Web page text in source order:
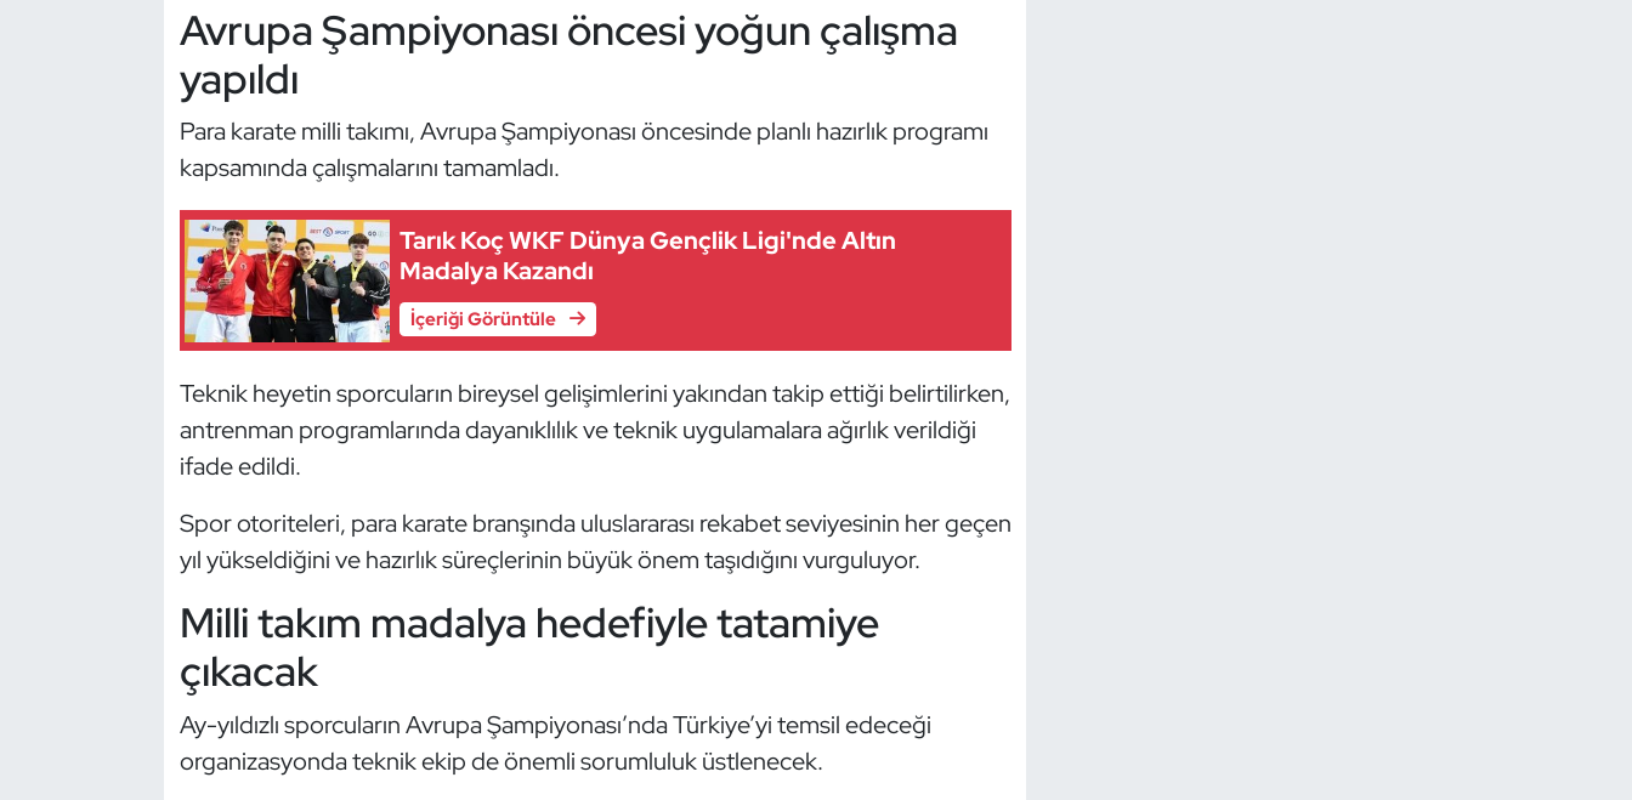
Avrupa Şampiyonası öncesi yoğun çalışma
yapıldı
Para karate milli takımı, Avrupa Şampiyonası öncesinde planlı hazırlık programı
kapsamında çalışmalarını tamamladı.
Tarık Koç WKF Dünya Gençlik Ligi'nde Altın
Madalya Kazandı
İçeriği Görüntüle
Teknik heyetin sporcuların bireysel gelişimlerini yakından takip ettiği belirtilirken,
antrenman programlarında dayanıklılık ve teknik uygulamalara ağırlık verildiği
ifade edildi.
Spor otoriteleri, para karate branşında uluslararası rekabet seviyesinin her geçen
yıl yükseldiğini ve hazırlık süreçlerinin büyük önem taşıdığını vurguluyor.
Milli takım madalya hedefiyle tatamiye
çıkacak
Ay-yıldızlı sporcuların Avrupa Şampiyonası’nda Türkiye’yi temsil edeceği
organizasyonda teknik ekip de önemli sorumluluk üstlenecek.
Kano ve Rafting
Modern Pentatlon
Motor Sporları